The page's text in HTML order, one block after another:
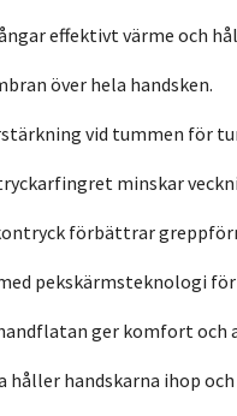
effektivt värme och
över hela handsken.
vid tummen för
minskar
förbättrar
pekskärmsteknologi
ger komfort
handskarna ihop och